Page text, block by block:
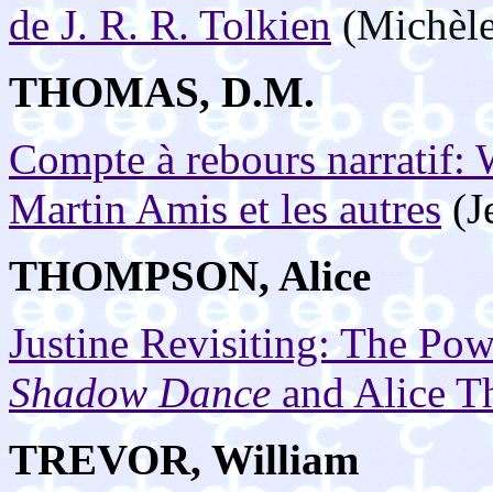
de J. R. R. Tolkien
THOMAS, D.M.
Compte à rebours
Martin Amis et les autres
THOMPSON, Alice
Justine Revisiting: The
Shadow Dance and Alice
TREVOR, William